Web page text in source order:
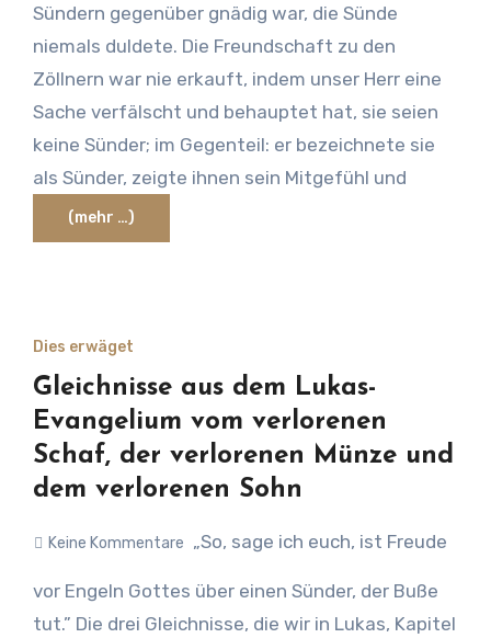
Sündern gegenüber gnädig war, die Sünde
niemals duldete. Die Freundschaft zu den
Zöllnern war nie erkauft, indem unser Herr eine
Sache verfälscht und behauptet hat, sie seien
keine Sünder; im Gegenteil: er bezeichnete sie
als Sünder, zeigte ihnen sein Mitgefühl und
(mehr …)
Dies erwäget
Gleichnisse aus dem Lukas-
Evangelium vom verlorenen
Schaf, der verlorenen Münze und
dem verlorenen Sohn
Keine Kommentare „So, sage ich euch, ist Freude
vor Engeln Gottes über einen Sünder, der Buße
tut.” Die drei Gleichnisse, die wir in Lukas, Kapitel